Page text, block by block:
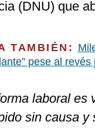
(DNU) que
TAMBIÉN:
pese al revés
laboral
sin causa y